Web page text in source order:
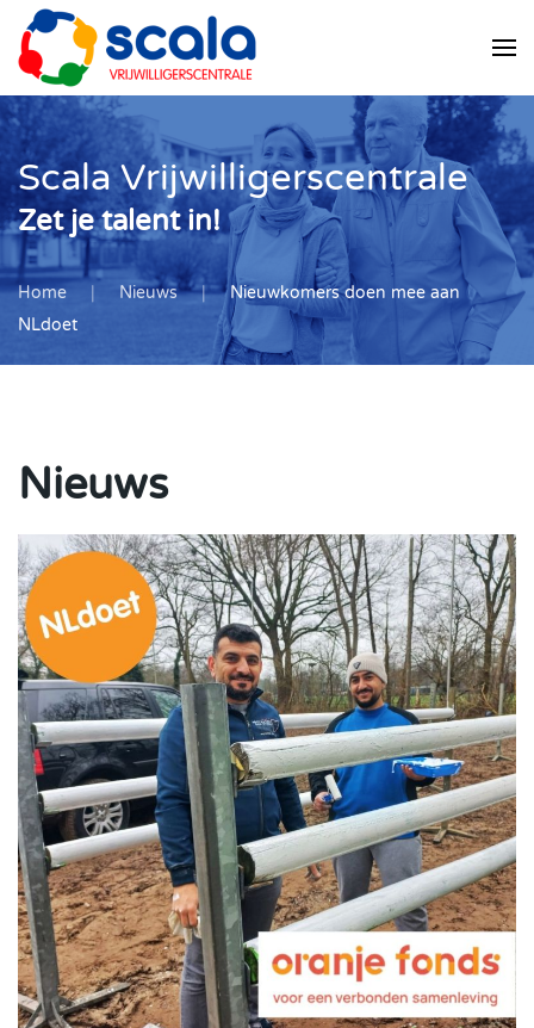
Skip
to
main
content
Scala Vrijwilligerscentrale
Zet je talent in!
Home Nieuws
Nieuwkomers doen mee aan
NLdoet
Nieuws